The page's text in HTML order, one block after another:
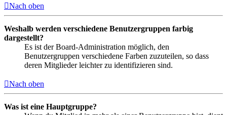
Nach oben
Weshalb werden verschiedene Benutzergruppen farbig
dargestellt?
Es ist der Board-Administration möglich, den
Benutzergruppen verschiedene Farben zuzuteilen, so dass
deren Mitglieder leichter zu identifizieren sind.
Nach oben
Was ist eine Hauptgruppe?